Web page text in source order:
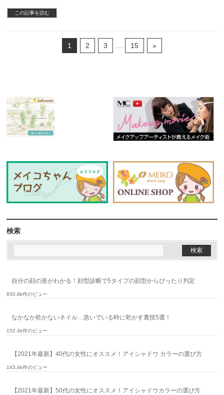
この記事を読む
1 2 3 15 »
検索
自分の顔の形がわかる！顔型診断で5タイプの顔型からぴったり判定
650.8k件のビュー
なかなか乾かないネイル…急いでいる時に乾かす裏技5選！
152.4k件のビュー
【2021年最新】40代の女性にオススメ！アイシャドウ カラーの選び方
143.4k件のビュー
【2021年最新】50代の女性にオススメ！アイシャドウカラーの選び方